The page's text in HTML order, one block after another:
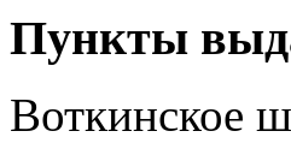
Пункты
Воткинское